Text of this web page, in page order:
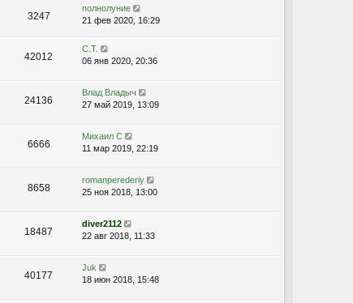
3247
полнолуние
21 фев 2020, 16:29
42012
С.Т.
06 янв 2020, 20:36
24136
Влад Владыч
27 май 2019, 13:09
6666
Михаил С
11 мар 2019, 22:19
8658
romanperederiy
25 ноя 2018, 13:00
18487
diver2112
22 авг 2018, 11:33
40177
Juk
18 июн 2018, 15:48